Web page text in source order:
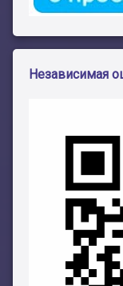
Независимая